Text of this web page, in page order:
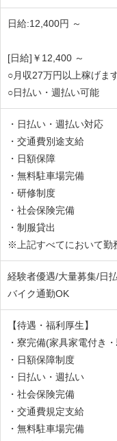
日給:12,400円 ～
[日給]￥12,400 ～
○月収27万円以上稼げま
○日払い・週払い可能
・日払い・週払い対応
・交通費別途支給
・日額保障
・無料駐車場完備
・研修制度
・社会保険完備
・制服貸出
※上記すべてにおいて勤
経験者優遇/大量募集/日
バイク通勤OK
【待遇・福利厚生】
・寮完備(家具家電付き
・日額保障制度
・日払い・週払い
・社会保険完備
・交通費規定支給
・無料駐車場完備